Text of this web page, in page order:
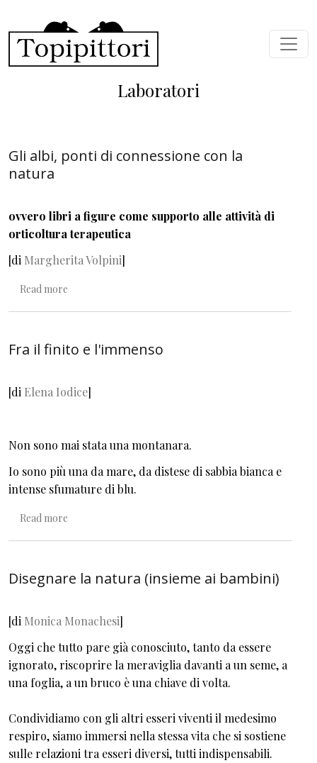
Laboratori
Gli albi, ponti di connessione con la
natura
ovvero libri a figure come supporto alle attività di
orticoltura terapeutica
[di Margherita Volpini]
Read more
Fra il finito e l'immenso
[di Elena Iodice]
Non sono mai stata una montanara.
Io sono più una da mare, da distese di sabbia bianca e
intense sfumature di blu.
Read more
Disegnare la natura (insieme ai bambini)
[di Monica Monachesi]
Oggi che tutto pare già conosciuto, tanto da essere
ignorato, riscoprire la meraviglia davanti a un seme, a
una foglia, a un bruco è una chiave di volta.
Condividiamo con gli altri esseri viventi il medesimo
respiro, siamo immersi nella stessa vita che si sostiene
sulle relazioni tra esseri diversi, tutti indispensabili.